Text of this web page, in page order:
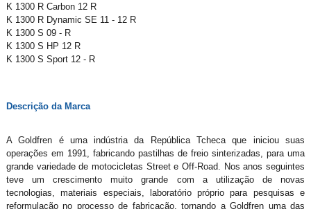
K 1300 R Carbon 12 R
K 1300 R Dynamic SE 11 - 12 R
K 1300 S 09 - R
K 1300 S HP 12 R
K 1300 S Sport 12 - R
Descrição da Marca
A Goldfren é uma indústria da República Tcheca que iniciou suas
operações em 1991, fabricando pastilhas de freio sinterizadas, para uma
grande variedade de motocicletas Street e Off-Road. Nos anos seguintes
teve um crescimento muito grande com a utilização de novas
tecnologias, materiais especiais, laboratório próprio para pesquisas e
reformulação no processo de fabricação, tornando a Goldfren uma das